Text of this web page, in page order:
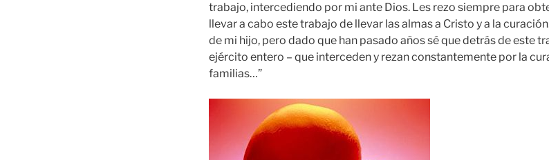
trabajo, intercediendo por mi ante Dios. Les rezo siempre para
llevar a cabo este trabajo de llevar las almas a Cristo y a la
de mi hijo, pero dado que han pasado años sé que detrás de este
ejército entero – que interceden y rezan constantemente por la
familias…”